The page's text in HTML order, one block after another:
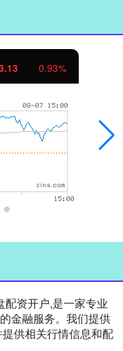
0.93%
配资开户,是一家专业
金融服务。我们提供
供相关行情信息和配